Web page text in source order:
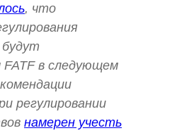
, что
в следующем
регулировании
намерен учесть